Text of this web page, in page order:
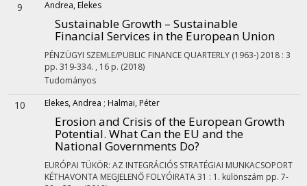
9 Andrea, Elekes
Sustainable Growth – Sustainable
Financial Services in the European Union
PÉNZÜGYI SZEMLE/PUBLIC FINANCE QUARTERLY (1963-)2018 : 3
pp. 319-334. , 16 p. (2018)
Tudományos
10 Elekes, Andrea ; Halmai, Péter
Erosion and Crisis of the European Growth
Potential. What Can the EU and the
National Governments Do?
EURÓPAI TÜKÖR: AZ INTEGRÁCIÓS STRATÉGIAI MUNKACSOPORT
KÉTHAVONTA MEGJELENŐ FOLYÓIRATA31 : 1. különszám pp. 7-